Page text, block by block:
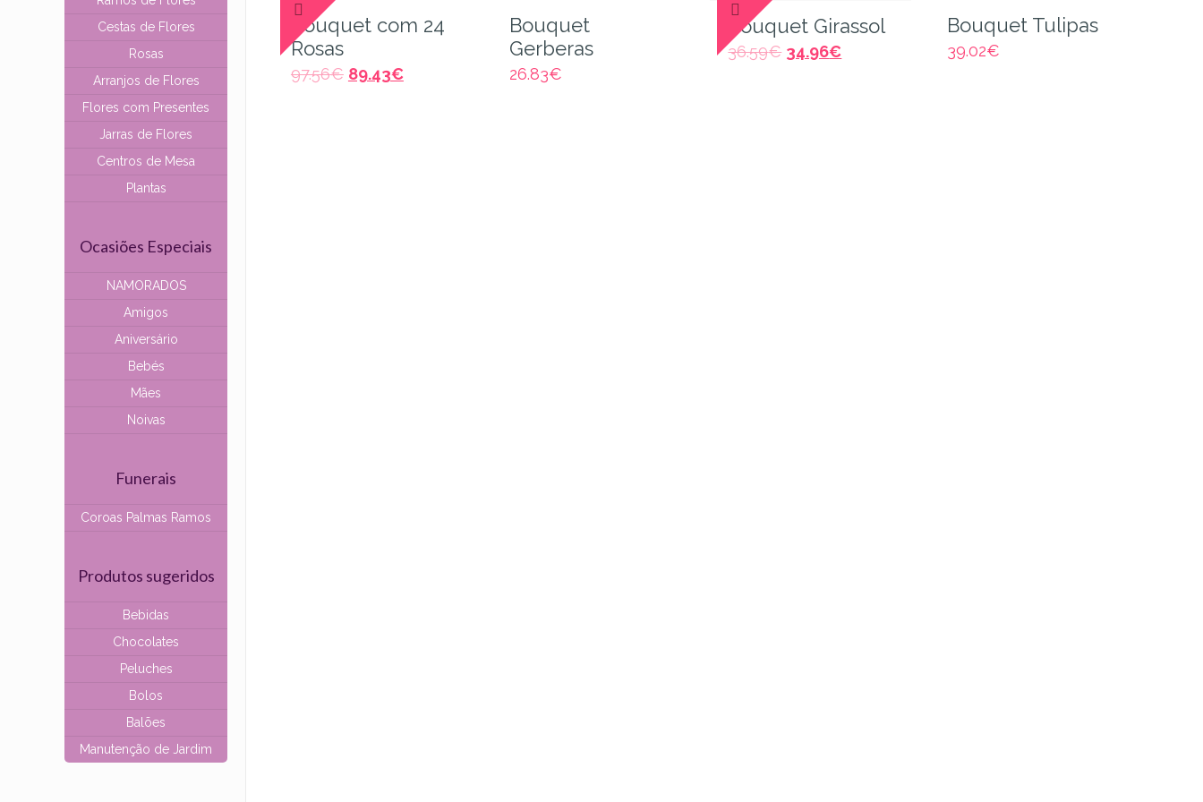
Bouquet com 24
Rosas
97.56€ 89.43€
Bouquet
Gerberas
26.83€
Bouquet Girassol
36.59€ 34.96€
Bouquet Tulipas
39.02€
Cestas de Flores
Rosas
Arranjos de Flores
Flores com Presentes
Jarras de Flores
Centros de Mesa
Plantas
Ocasiões Especiais
NAMORADOS
Amigos
Aniversário
Bebés
Mães
Noivas
Funerais
Coroas Palmas Ramos
Produtos sugeridos
Bebidas
Chocolates
Peluches
Bolos
Balões
Manutenção de Jardim